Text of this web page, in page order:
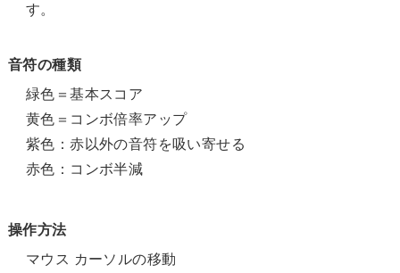
す。
音符の種類
緑色＝基本スコア
黄色＝コンボ倍率アップ
紫色：赤以外の音符を吸い寄せる
赤色：コンボ半減
操作方法
マウス カーソルの移動